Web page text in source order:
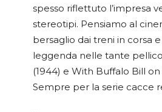
spesso riflettuto l’impresa
stereotipi. Pensiamo al
bersaglio dai treni in corsa
leggenda nelle tante
(1944) e With Buffalo Bill
Sempre per la serie cacce